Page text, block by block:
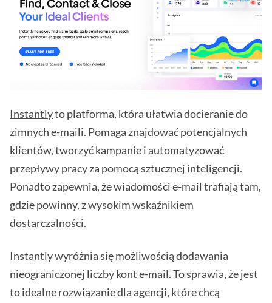
Instantlyto platforma, która ułatwia docieranie do
zimnych e-maili. Pomaga znajdować potencjalnych
klientów, tworzyć kampanie i automatyzować
przepływy pracy za pomocą sztucznej inteligencji.
Ponadto zapewnia, że wiadomości e-mail trafiają tam,
gdzie powinny, z wysokim wskaźnikiem
dostarczalności.
Instantly wyróżnia się możliwością dodawania
nieograniczonej liczby kont e-mail. To sprawia, że jest
to idealne rozwiązanie dla agencji, które chcą